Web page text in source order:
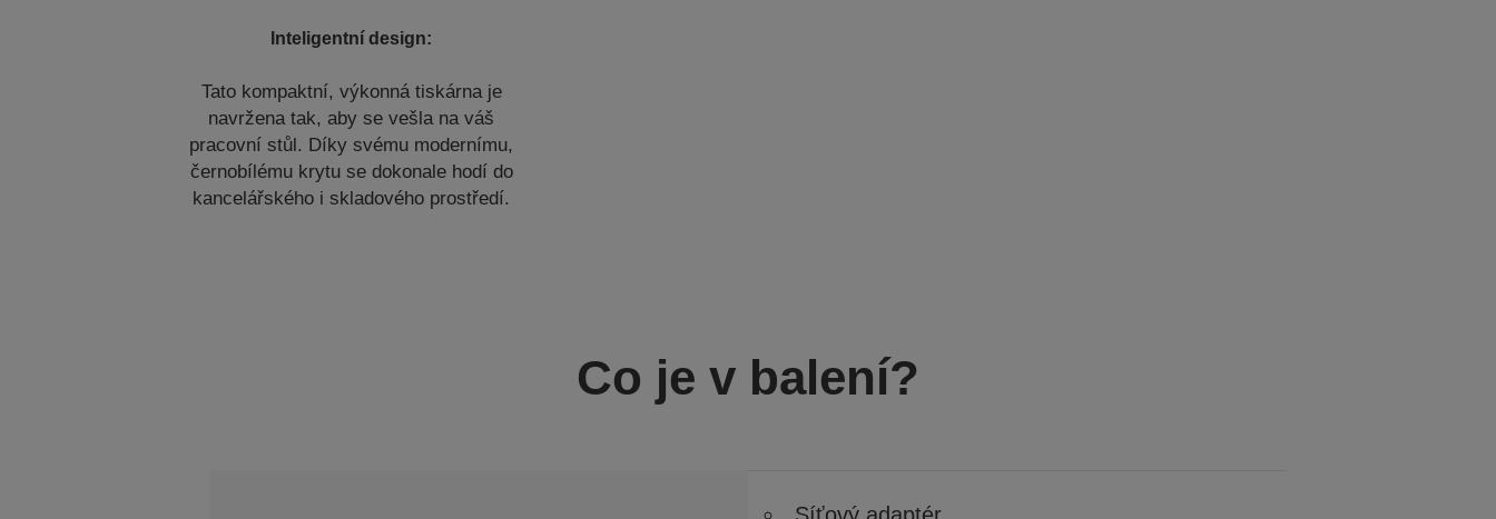
Inteligentní design:
Tato kompaktní, výkonná tiskárna je
navržena tak, aby se vešla na váš
pracovní stůl. Díky svému modernímu,
černobílému krytu se dokonale hodí do
kancelářského i skladového prostředí.
Co je v balení?